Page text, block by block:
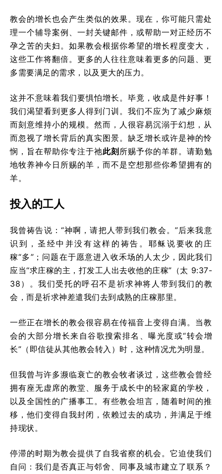
教会的增长也会产生类似的效果。现在，你可能只需处
理一个辅导案例、一封关键邮件，或帮助一对正经历不
孕之苦的夫妇。如果教会根据你希望的增长程度变大，
这些工作将翻倍。更多的人往往意味着更多的问题、更
多需要满足的需求，以及更大的压力。
这并不意味着我们要惧怕增长。毕竟，收成是件好事！
我们渴望看到更多人得到门训。我们不应为了减少麻烦
而刻意维持小的规模。然而，人很容易沉溺于幻想，从
而忽视了增长背后的真实图景。缺乏增长或许是神的怜
悯，旨在帮助你专注于祂此刻所赐予你的羊群。请勤勉
地牧养神今日所赐的羊，而不是空想那些你希望拥有的
羊。
投入的工人
我曾祷告说：“神啊，请把人带到我们教会。”后来我意
识到，圣经中并没有这样的祷告。耶稣说要收的庄
稼“多”；问题在于愿意进入收禾场的人太少，因此我们
应当“求庄稼的主，打发工人出去收他的庄稼”（太 9:37-
38）。我们受托的呼召不是祈求神将人带到我们的教
会，而是祈求神差遣我们去到成熟的庄稼那里。
一些正在增长的教会很容易在传福音上变得自满。当教
会的大部分增长来自谷歌搜索排名、曝光度或“转会增
长”（即信徒从其他教会转入）时，这种情况尤为明显。
但我曾与许多濒临衰亡的教会牧者谈过，这些教会曾经
拥有座无虚席的教堂、服务于成长中的轻家庭的学校，
以及全国性的广播事工。有些教会坦言，随着时间的推
移，他们变得自我封闭，依赖过去的成功，并满足于维
持现状。
停滞的时期为教会提供了自我省察的机会。它迫使我们
自问：我们是否真正与邻舍、同事及城市建立了联系？